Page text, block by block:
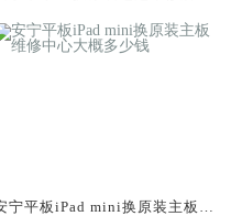
宁平板iPad mini换原装主板维